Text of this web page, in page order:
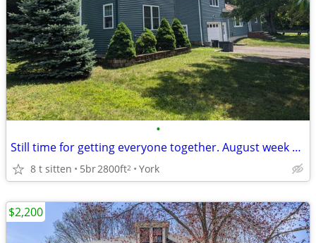
•
Still time for getting everyone together. August week open
8 t sitten 5br2800ft2 York
$2,200